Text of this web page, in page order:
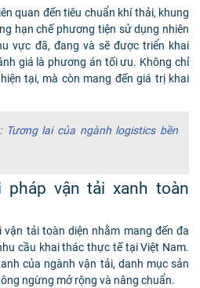
quan đến tiêu chuẩn khí thải, khung
hạn chế phương tiện sử dụng nhiên
vực đã, đang và sẽ được triển khai
giá là phương án tối ưu. Không chỉ
tại, mà còn mang đến giá trị khai
Tương lai của ngành logistics bền
vận tải xanh toàn
tải toàn diện nhằm mang đến đa
cầu khai thác thực tế tại Việt Nam.
của ngành vận tải, danh mục sản
ngừng mở rộng và nâng chuẩn.